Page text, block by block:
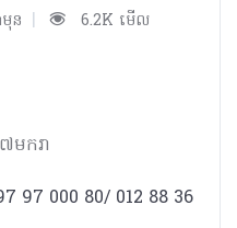
មុន | 6.2K មើល
មករា
97 000 80/ 012 88 36